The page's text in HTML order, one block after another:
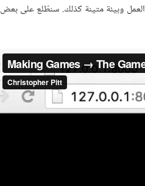
وبيئة متينة كذلك. سنطّلع على بعض